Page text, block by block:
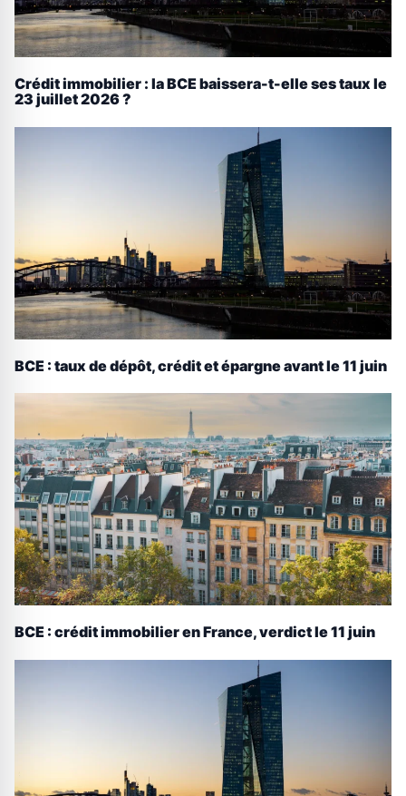
Crédit immobilier : la BCE baissera-t-elle ses taux le
23 juillet 2026 ?
BCE : taux de dépôt, crédit et épargne avant le 11 juin
BCE : crédit immobilier en France, verdict le 11 juin